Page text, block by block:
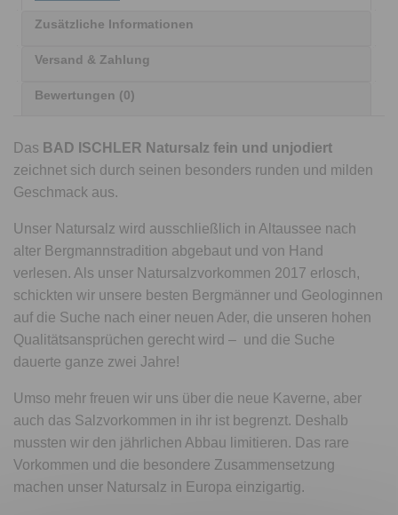
Zusätzliche Informationen
Versand & Zahlung
Bewertungen (0)
Das BAD ISCHLER Natursalz fein und unjodiert
zeichnet sich durch seinen besonders runden und milden
Geschmack aus.
Unser Natursalz wird ausschließlich in Altaussee nach
alter Bergmannstradition abgebaut und von Hand
verlesen. Als unser Natursalzvorkommen 2017 erlosch,
schickten wir unsere besten Bergmänner und Geologinnen
auf die Suche nach einer neuen Ader, die unseren hohen
Qualitätsansprüchen gerecht wird – und die Suche
dauerte ganze zwei Jahre!
Umso mehr freuen wir uns über die neue Kaverne, aber
auch das Salzvorkommen in ihr ist begrenzt. Deshalb
mussten wir den jährlichen Abbau limitieren. Das rare
Vorkommen und die besondere Zusammensetzung
machen unser Natursalz in Europa einzigartig.